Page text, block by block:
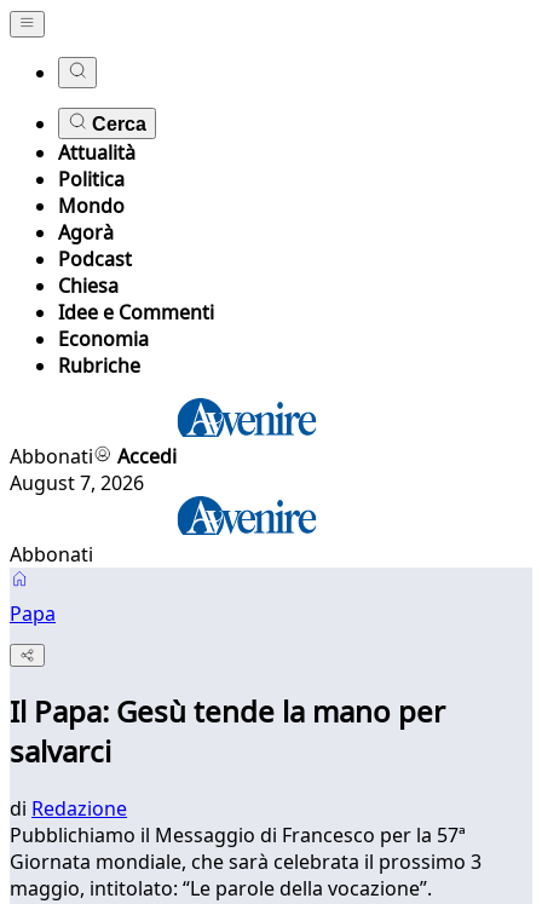
Cerca
Attualità
Politica
Mondo
Agorà
Podcast
Chiesa
Idee e Commenti
Economia
Rubriche
Abbonati
Accedi
August 7, 2026
Abbonati
Papa
Il Papa: Gesù tende la mano per
salvarci
di Redazione
Pubblichiamo il Messaggio di Francesco per la 57ª
Giornata mondiale, che sarà celebrata il prossimo 3
maggio, intitolato: “Le parole della vocazione”.